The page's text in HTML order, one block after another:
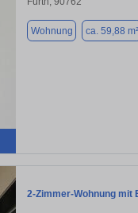
Wohnung ca. 59,88 m²
2-Zimmer-Wohnung mit